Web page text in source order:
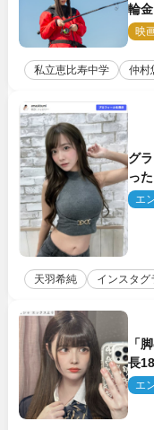
輪
『映
私立恵比寿中学 仲村
グ
っ
る」
エ
天羽希純 インスタグ
「
長
にネ
エ